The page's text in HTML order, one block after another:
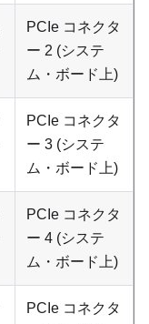
PCIe コネクタ
ー 2 (システ
ム・ボード上)
PCIe コネクタ
ー 3 (システ
ム・ボード上)
PCIe コネクタ
ー 4 (システ
ム・ボード上)
PCIe コネクタ